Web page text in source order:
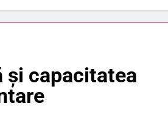
și capacitatea